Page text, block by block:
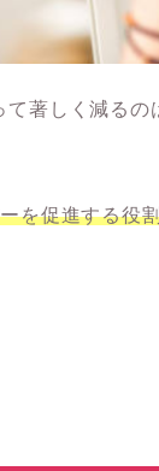
著しく減る
を促進する役